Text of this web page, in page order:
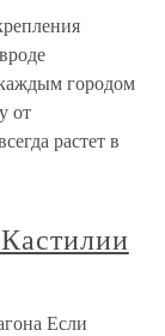
городом
от
растет в
Если